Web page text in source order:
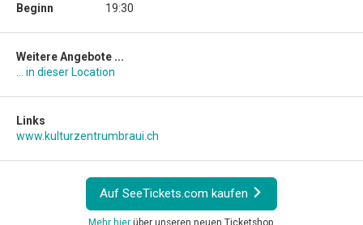
Beginn
19:30
Weitere Angebote ...
... in dieser Location
Links
www.kulturzentrumbraui.ch
Auf SeeTickets.com kaufen
Mehr hierüber unseren neuen Ticketshop.